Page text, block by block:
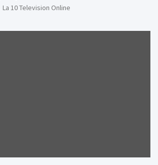
La 10 Television Online